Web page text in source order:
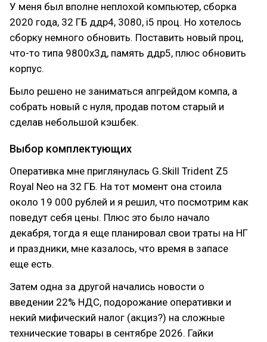
У меня был вполне неплохой компьютер, сборка
2020 года, 32 ГБ ддр4, 3080, i5 проц. Но хотелось
сборку немного обновить. Поставить новый проц,
что-то типа 9800х3д, память ддр5, плюс обновить
корпус.
Было решено не заниматься апгрейдом компа, а
собрать новый с нуля, продав потом старый и
сделав небольшой кэшбек.
Выбор комплектующих
Оперативка мне приглянулась G.Skill Trident Z5
Royal Neo на 32 ГБ. На тот момент она стоила
около 19 000 рублей и я решил, что посмотрим как
поведут себя цены. Плюс это было начало
декабря, тогда я еще планировал свои траты на НГ
и праздники, мне казалось, что время в запасе
еще есть.
Затем одна за другой начались новости о
введении 22% НДС, подорожание оперативки и
некий мифический налог (акциз?) на сложные
технические товары в сентябре 2026. Гайки